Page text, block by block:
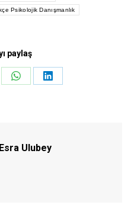
Psikolojik Danışmanlık
paylaş
Share
Share
Esra Ulubey